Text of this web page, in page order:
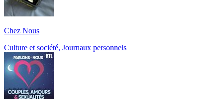
Chez Nous
Culture et société, Journaux personnels